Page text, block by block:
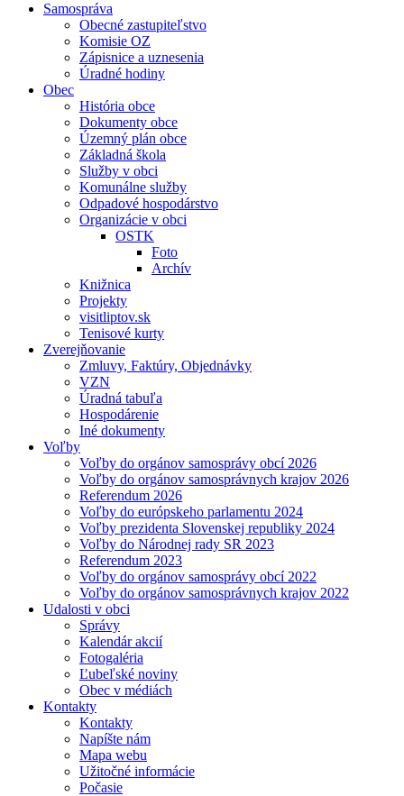
Samospráva
Obecné zastupiteľstvo
Komisie OZ
Zápisnice a uznesenia
Úradné hodiny
Obec
História obce
Dokumenty obce
Územný plán obce
Základná škola
Služby v obci
Komunálne služby
Odpadové hospodárstvo
Organizácie v obci
OSTK
Foto
Archív
Knižnica
Projekty
visitliptov.sk
Tenisové kurty
Zverejňovanie
Zmluvy, Faktúry, Objednávky
VZN
Úradná tabuľa
Hospodárenie
Iné dokumenty
Voľby
Voľby do orgánov samosprávy obcí 2026
Voľby do orgánov samosprávnych krajov 2026
Referendum 2026
Voľby do európskeho parlamentu 2024
Voľby prezidenta Slovenskej republiky 2024
Voľby do Národnej rady SR 2023
Referendum 2023
Voľby do orgánov samosprávy obcí 2022
Voľby do orgánov samosprávnych krajov 2022
Udalosti v obci
Správy
Kalendár akcií
Fotogaléria
Ľubeľské noviny
Obec v médiách
Kontakty
Kontakty
Napíšte nám
Mapa webu
Užitočné informácie
Počasie